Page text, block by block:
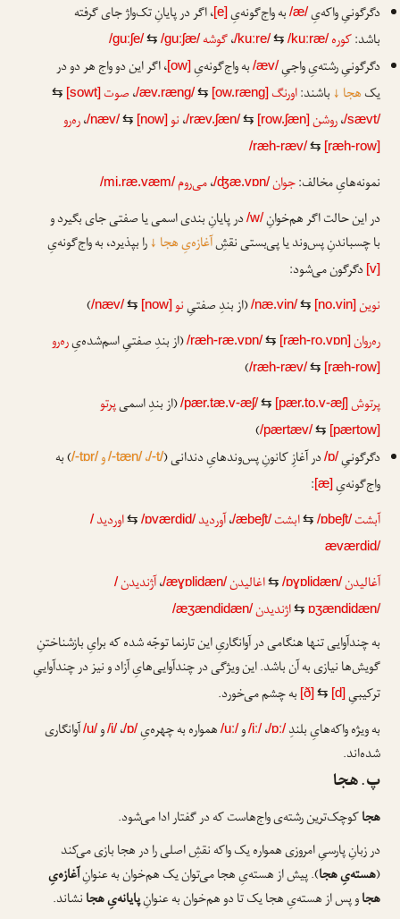
دگرگونیِ واکه‌یِ/æ/به واج‌گونه‌یِ [e]، اگر در پایانِ تک‌واژ جای گرفته
باشد:کوره /kuːræ/
⇆
/kuːre/،گوشه/guːʃæ/
⇆
/guːʃe/
دگرگونیِ رشته‌یِ واجیِ/æv/به واج‌گونه‌یِ [ow]، اگر این دو واج هر دو در
یکهجا↓باشند:اورنگ [ow.ræng]
⇆
/æv.ræng/،صوت [sowt]
⇆
/sævt/،روشن [row.ʃæn]
⇆
/ræv.ʃæn/،نو [now]
⇆
/næv/،ره‌رو
[ræh-row]
⇆
/ræh-ræv/
نمونه‌هایِ مخالف:جوان/ʤæ.vɒn/،می‌روم/mi.ræ.væm/
در این حالت اگر هم‌خوانِ/w/در پایانِ بندی اسمی یا صفتی جای بگیرد و
با چسباندنِ پس‌وند یا پی‌بستی نقشِآغازه‌یِ هجا↓را بپذیرد، به واج‌گونه‌یِ
[v] دگرگون می‌شود:
نوین [no.vin]
⇆
/næ.vin/(از بندِ صفتیِنو [now]
⇆
/næv/
)
ره‌ر‌وان [ræh-ro.vɒn]
⇆
/ræh-ræ.vɒn/(از بندِ صفتیِ اسم‌شده‌یِره‌رو
[ræh-row]
⇆
/ræh-ræv/
)
پرتوش [pær.to.v-æʃ]
⇆
/pær.tæ.v-æʃ/(از بندِ اسمیپرتو
[pærtow]
⇆
/pærtæv/
)
دگرگونیِ/ɒ/در آغازِ کانونِ پس‌وندهایِ دندانی (/-t/،/-tæn/و/-tɒr/) به
واج‌گونه‌یِ [æ]
:
آبشت /ɒbeʃt/
⇆ ابشت /æbeʃt/،آوردید /ɒværdid/
⇆ اوردید /
æværdid/
آغالیدن/ɒɣɒlidæn/
⇆ اغالیدن/æɣɒlidæn/،آژندیدن/
ɒʒændidæn/
⇆ اژندیدن/æʒændidæn/
به چندآوایی تنها هنگامی در آوانگاریِ این تارنما توجّه شده که برایِ بازشناختنِ
گویش‌ها نیازی به آن باشد. این ویژگی در چندآوایی‌هایِ آزاد و نیز در چندآواییِ
ترکیبیِ [d]
⇆
[ð] به چشم می‌خورد.
به ویژه واکه‌هایِ بلندِ/ɒː/،/iː/و/uː/همواره به چهره‌یِ/ɒ/،/i/و/u/آوانگاری
شده‌اند.
پ. هجا
هجاکوچک‌ترین رشته‌ی واج‌هاست که در گفتار ادا می‌شود.
در زبانِ پارسیِ امروزی همواره یک واکه نقشِ اصلی را در هجا بازی می‌کند
(هسته‌یِ هجا). پیش از هسته‌یِ هجا می‌توان یک هم‌خوان به عنوانِآغازه‌یِ
هجاو پس از هسته‌یِ هجا یک تا دو هم‌خوان به عنوانِپایانه‌یِ هجانشاند.